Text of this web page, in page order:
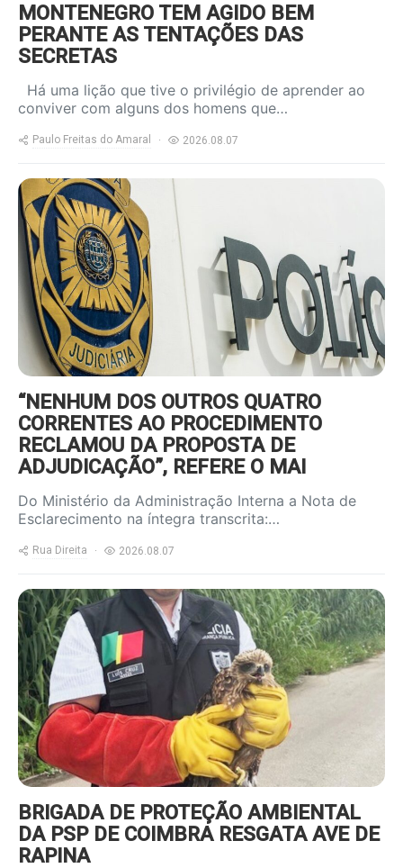
MONTENEGRO TEM AGIDO BEM
PERANTE AS TENTAÇÕES DAS
SECRETAS
Há uma lição que tive o privilégio de aprender ao
conviver com alguns dos homens que…
Paulo Freitas do Amaral 2026.08.07
https://www.ruadireita.pt/wp-
content/uploads/2026/08/pjota-
800x600.jpg
“NENHUM DOS OUTROS QUATRO
CORRENTES AO PROCEDIMENTO
RECLAMOU DA PROPOSTA DE
ADJUDICAÇÃO”, REFERE O MAI
Do Ministério da Administração Interna a Nota de
Esclarecimento na íntegra transcrita:…
Rua Direita 2026.08.07
https://www.ruadireita.pt/wp-
content/uploads/2026/08/Ave-
resgatada_1-800x600.jpg
BRIGADA DE PROTEÇÃO AMBIENTAL
DA PSP DE COIMBRA RESGATA AVE DE
RAPINA